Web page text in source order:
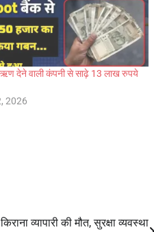
देने वाली कंपनी से साढ़े 13 लाख रुपये
2026
व्यापारी की मौत, सुरक्षा व्यवस्था